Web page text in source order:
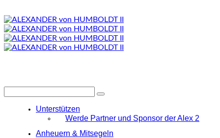
Unterstützen
Werde Partner und Sponsor der Alex 2
Anheuern & Mitsegeln